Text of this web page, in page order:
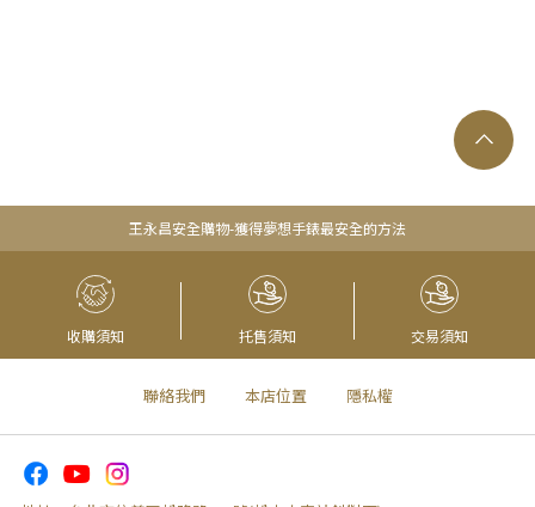
王永昌安全購物-獲得夢想手錶最安全的方法
收購須知 托售須知 交易須知
聯絡我們 本店位置 隱私權